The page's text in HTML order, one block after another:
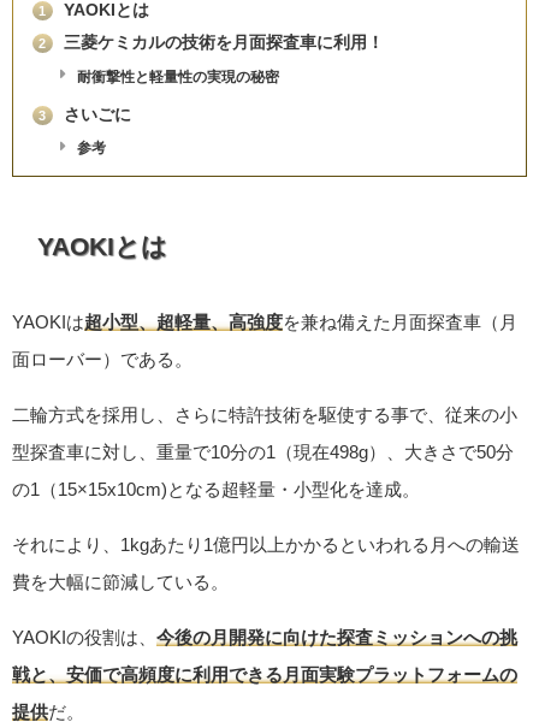
1 YAOKIとは
2 三菱ケミカルの技術を月面探査車に利用！
耐衝撃性と軽量性の実現の秘密
3 さいごに
参考
YAOKIとは
YAOKIは超小型、超軽量、高強度を兼ね備えた月面探査車（月
面ローバー）である。
二輪方式を採用し、さらに特許技術を駆使する事で、従来の小
型探査車に対し、重量で10分の1（現在498g）、大きさで50分
の1（15×15x10cm)となる超軽量・小型化を達成。
それにより、1kgあたり1億円以上かかるといわれる月への輸送
費を大幅に節減している。
YAOKIの役割は、 今後の月開発に向けた探査ミッションへの挑
戦と、安価で高頻度に利用できる月面実験プラットフォームの
提供だ。